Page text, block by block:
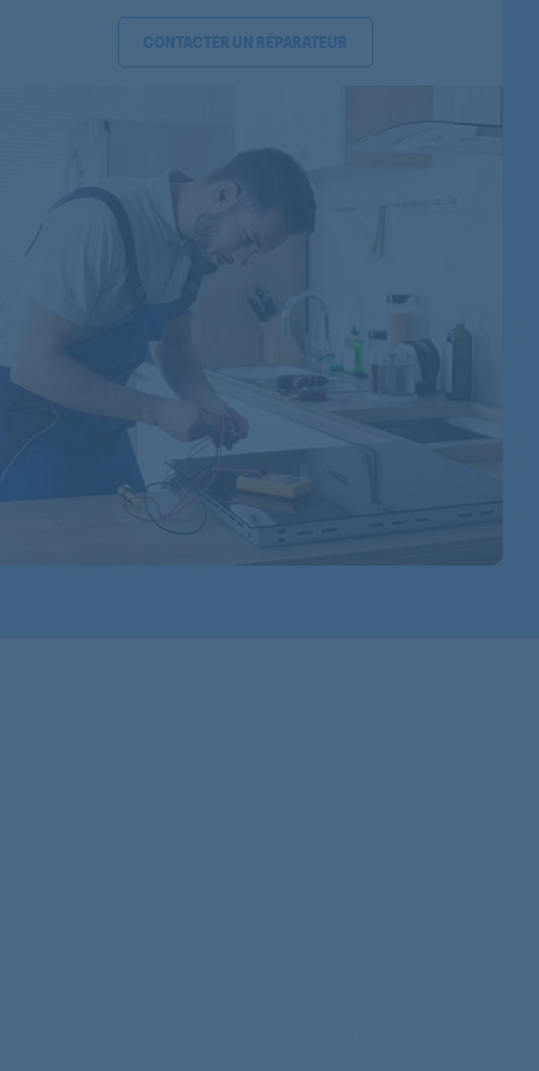
856068003278
856067403278
856067403271
CONTACTER UN RÉPARATEUR